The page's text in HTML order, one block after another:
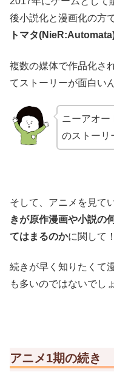
後小説化と漫画化の方
トマタ
複数の媒体で作品化さ
てストーリーが面白い
ニーアオー
のストーリ
そして、アニメを見て
きが原作漫画や小説の
てはまるのかに関して！
続きが早く知りたくて
も多いのではないでし
アニメ1期の続き